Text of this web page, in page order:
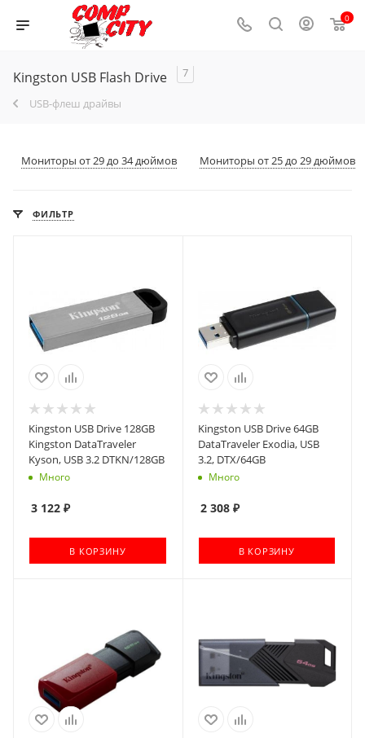
0
Kingston USB Flash Drive 7
USB-флеш драйвы
Мониторы от 29 до 34 дюймов Мониторы от 25 до 29 дюймов
ФИЛЬТР
Kingston USB Drive 128GB
Kingston DataTraveler
Kyson, USB 3.2 DTKN/128GB
Много
3 122 ₽
В КОРЗИНУ
Kingston USB Drive 64GB
DataTraveler Exodia, USB
3.2, DTX/64GB
Много
2 308₽
В КОРЗИНУ